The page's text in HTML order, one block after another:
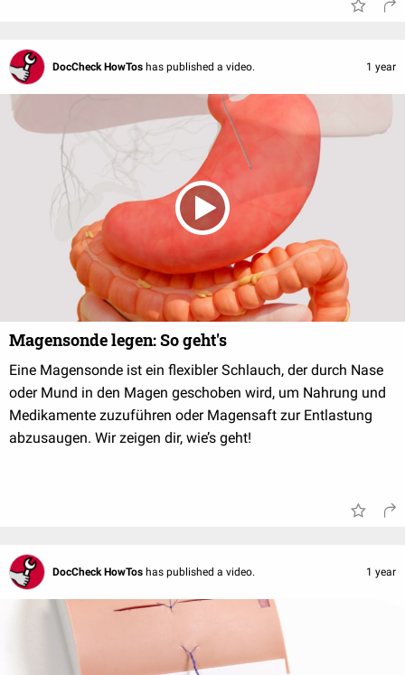
DocCheck HowTos has published a video. 1 year
Magensonde legen: So geht's
Eine Magensonde ist ein flexibler Schlauch, der durch Nase
oder Mund in den Magen geschoben wird, um Nahrung und
Medikamente zuzuführen oder Magensaft zur Entlastung
abzusaugen. Wir zeigen dir, wie’s geht!
DocCheck HowTos has published a video. 1 year